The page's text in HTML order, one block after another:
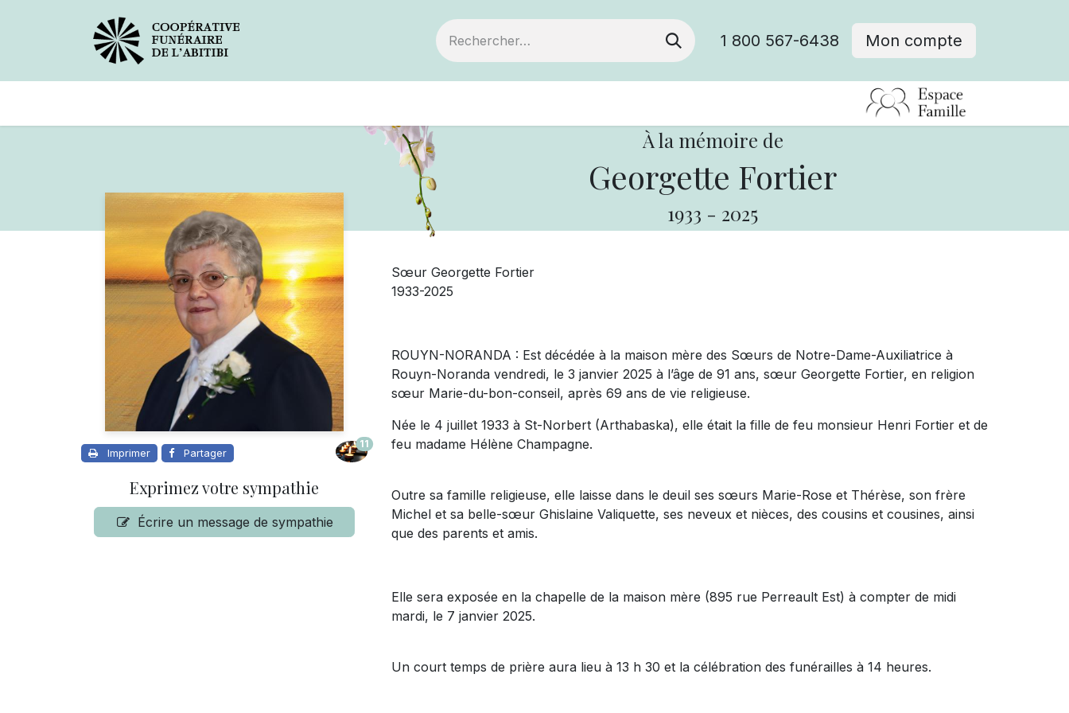
1 800 567-6438 Mon compte
À la mémoire de
Georgette Fortier
1933 - 2025
Imprimer Partager
11
Exprimez votre sympathie
Écrire un message de sympathie
Sœur Georgette Fortier
1933-2025
ROUYN-NORANDA : Est décédée à la maison mère des Sœurs de Notre-Dame-Auxiliatrice à
Rouyn-Noranda vendredi, le 3 janvier 2025 à l’âge de 91 ans, sœur Georgette Fortier, en religion
sœur Marie-du-bon-conseil, après 69 ans de vie religieuse.
Née le 4 juillet 1933 à St-Norbert (Arthabaska), elle était la fille de feu monsieur Henri Fortier et de
feu madame Hélène Champagne.
Outre sa famille religieuse, elle laisse dans le deuil ses sœurs Marie-Rose et Thérèse, son frère
Michel et sa belle-sœur Ghislaine Valiquette, ses neveux et nièces, des cousins et cousines, ainsi
que des parents et amis.
Elle sera exposée en la chapelle de la maison mère (895 rue Perreault Est) à compter de midi
mardi, le 7 janvier 2025.
Un court temps de prière aura lieu à 13 h 30 et la célébration des funérailles à 14 heures.